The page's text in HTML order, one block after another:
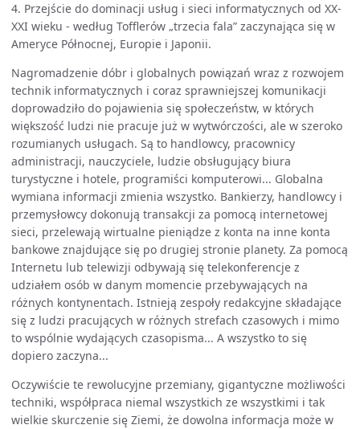
4. Przejście do dominacji usług i sieci informatycznych od XX-
XXI wieku - według Tofflerów „trzecia fala” zaczynająca się w
Ameryce Północnej, Europie i Japonii.
Nagromadzenie dóbr i globalnych powiązań wraz z rozwojem
technik informatycznych i coraz sprawniejszej komunikacji
doprowadziło do pojawienia się społeczeństw, w których
większość ludzi nie pracuje już w wytwórczości, ale w szeroko
rozumianych usługach. Są to handlowcy, pracownicy
administracji, nauczyciele, ludzie obsługujący biura
turystyczne i hotele, programiści komputerowi... Globalna
wymiana informacji zmienia wszystko. Bankierzy, handlowcy i
przemysłowcy dokonują transakcji za pomocą internetowej
sieci, przelewają wirtualne pieniądze z konta na inne konta
bankowe znajdujące się po drugiej stronie planety. Za pomocą
Internetu lub telewizji odbywają się telekonferencje z
udziałem osób w danym momencie przebywających na
różnych kontynentach. Istnieją zespoły redakcyjne składające
się z ludzi pracujących w różnych strefach czasowych i mimo
to wspólnie wydających czasopisma... A wszystko to się
dopiero zaczyna...
Oczywiście te rewolucyjne przemiany, gigantyczne możliwości
techniki, współpraca niemal wszystkich ze wszystkimi i tak
wielkie skurczenie się Ziemi, że dowolna informacja może w